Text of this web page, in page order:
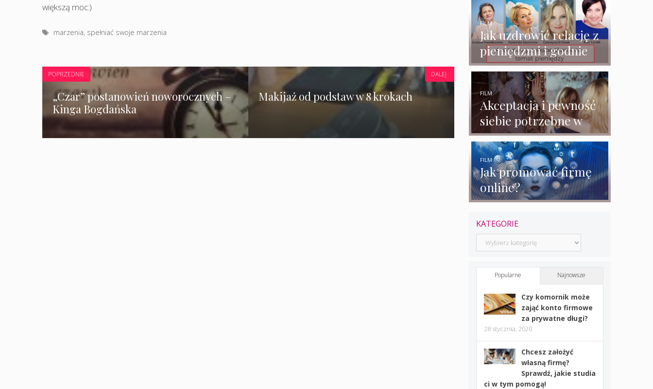
większą moc:)
Tagi
marzenia, spełniać swoje marzenia
POPRZEDNIE
„Czar” postanowień noworocznych –
Kinga Bogdańska
Makijaż od podstaw w 8 krokach
DALEJ
Jak uzdrowić relację z
pieniędzmi i godnie
zarabiać? – 4
rozmowy z
ekspertkami
FILM
Akceptacja i pewność
siebie potrzebne w
biznesie?
FILM
Jak promować firmę
online?
FILM
KATEGORIE
Kategorie
Popularne Najnowsze
Czy komornik może
zająć konto firmowe
za prywatne długi?
28 stycznia, 2020
Chcesz założyć
własną firmę?
Sprawdź, jakie studia
ci w tym pomogą!